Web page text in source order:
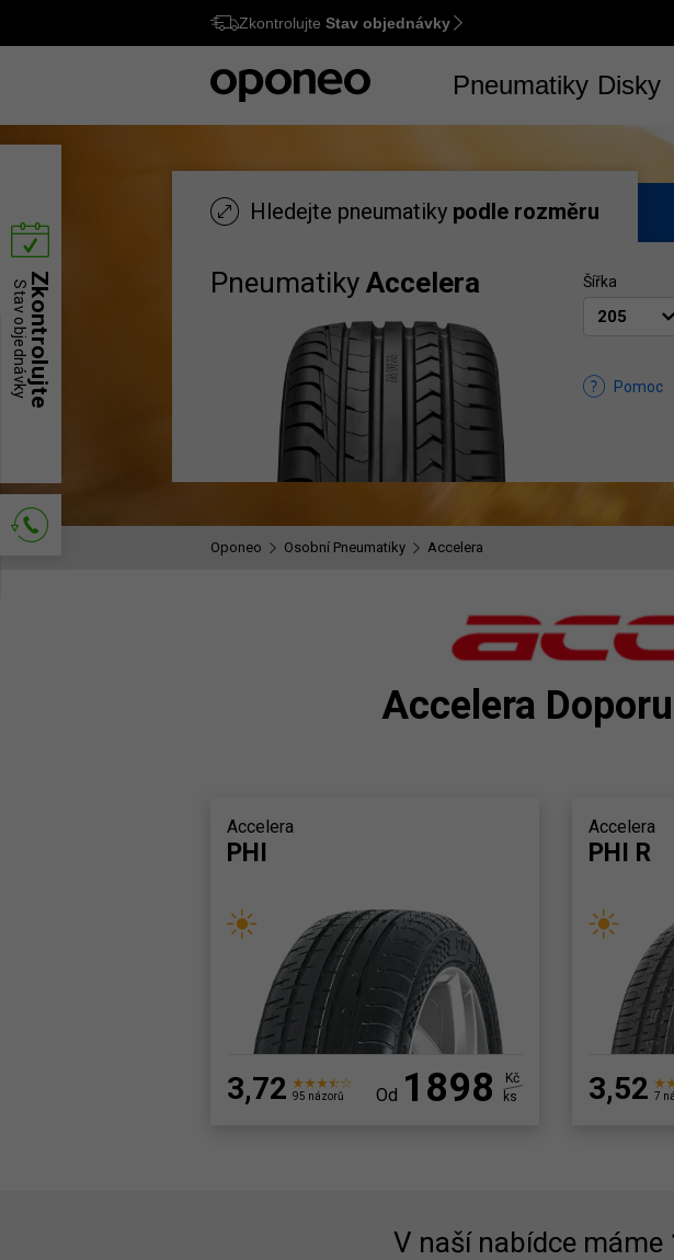
Ctrl M
Zkontrolujte Stav objednávky
Pneumatiky Disky
Hledejte pneumatiky podle rozměru
Pneumatiky Accelera Šířka
Pomoc
Oponeo Osobní Pneumatiky Accelera
Accelera
Accelera
PHI
3,72 95 názorů Od 1898
Kč
ks
Accelera
PHI R
3,52 7
V naší nabídce máme
Zkontrolujte
Stav objednávky